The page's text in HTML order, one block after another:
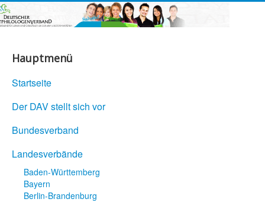
Hauptmenü
Startseite
Der DAV stellt sich vor
Bundesverband
Landesverbände
Baden-Württemberg
Bayern
Berlin-Brandenburg